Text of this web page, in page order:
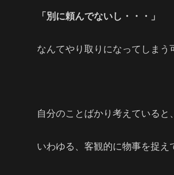
「別に頼んでないし・・・」
なんてやり取りになってしまう
自分のことばかり考えていると
いわゆる、客観的に物事を捉え